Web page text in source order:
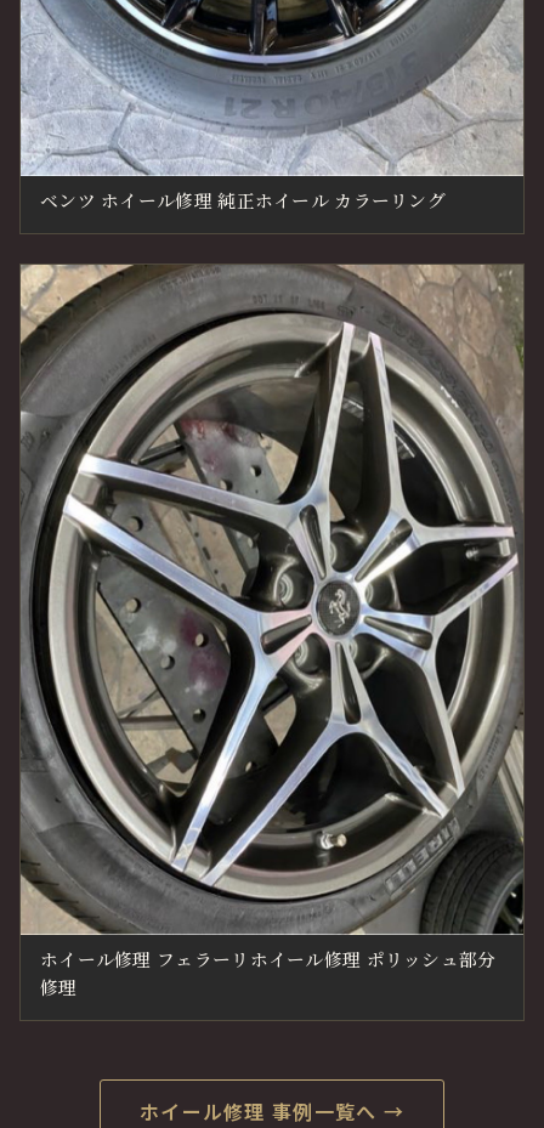
ベンツ ホイール修理 純正ホイール カラーリング
ホイール修理 フェラーリホイール修理 ポリッシュ部分
修理
ホイール修理 事例一覧へ →